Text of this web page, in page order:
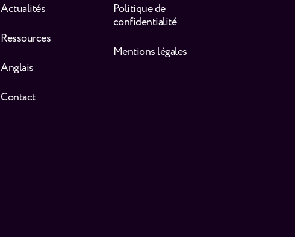
Actualités
Ressources
Anglais
Contact
Politique de
confidentialité
Mentions légales